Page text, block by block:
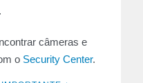
câmeras e
o Security Center.